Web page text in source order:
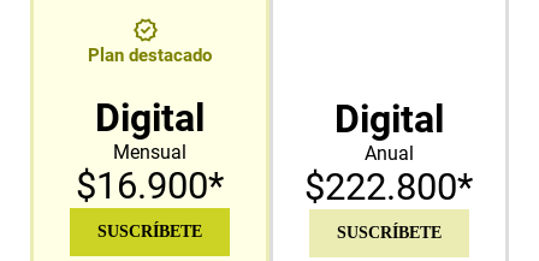
Plan destacado
Digital
Mensual
$16.900*
SUSCRÍBETE
Digital
Anual
$222.800*
SUSCRÍBETE